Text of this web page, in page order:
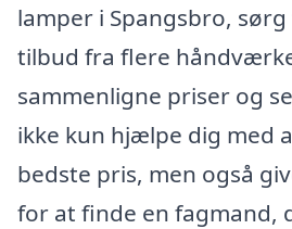
lamper i Spangsbro,
tilbud fra flere
sammenligne priser og
ikke kun hjælpe dig med
bedste pris, men også
for at finde en fagmand,